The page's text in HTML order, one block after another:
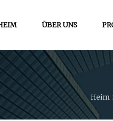
ÜBER UNS
Heim